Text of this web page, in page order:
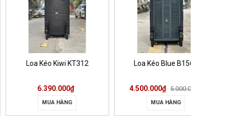
Loa Kéo Kiwi KT312
6.390.000₫
Loa Kéo Blue B1566
4.500.000₫ 5.000.000₫